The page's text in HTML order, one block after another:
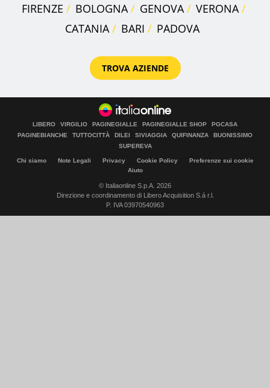
FIRENZE
BOLOGNA GENOVA
VERONA
CATANIA
BARI PADOVA
TROVA AZIENDE
LIBERO VIRGILIO PAGINEGIALLE PAGINEGIALLE SHOP
PGCASA
PAGINEBIANCHE
TUTTOCITTÀ DILEI SIVIAGGIA QUIFINANZA
BUONISSIMO
SUPEREVA
Chi siamo Note Legali Privacy Cookie Policy
Preferenze sui cookie
Aiuto
© Italiaonline S.p.A. 2026
Direzione e coordinamento di Libero Acquisition S.á r.l.
P. IVA 03970540963